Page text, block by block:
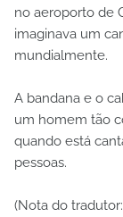
no aeroporto de
imaginava um
mundialmente.
A bandana e o
um homem tão
quando está
pessoas.
(Nota do